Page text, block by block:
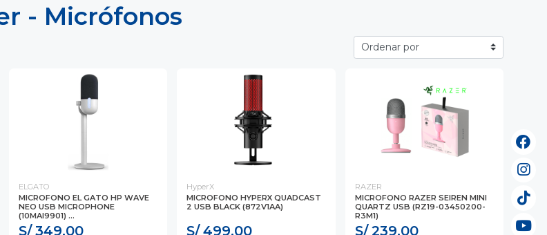
- Micrófonos
ELGATO
MICROFONO EL GATO HP WAVE
NEO USB MICROPHONE
(10MAI9901) ...
S/ 349.00
HyperX
MICROFONO HYPERX QUADCAST
2 USB BLACK (872V1AA)
S/ 499.00
RAZER
MICROFONO RAZER SEIREN MINI
QUARTZ USB (RZ19-03450200-
R3M1)
S/ 239.00